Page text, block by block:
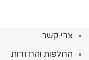
צרי קשר
החלפות והחזרות